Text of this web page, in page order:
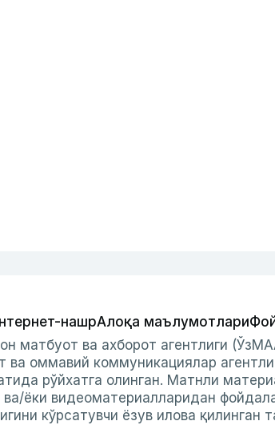
нашрАлоқа маълумотлари
матбуот ва ахборот агентлиги
оммавий коммуникациялар
рўйхатга олинган. Матнли
ёки видеоматериалларидан
кўрсатувчи ёзув илова қилинган